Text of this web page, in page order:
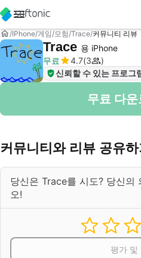
IPhone 게임 모험 Trace 커뮤니티 리뷰
Trace 용 iPhone
무료
4.7 3
신뢰할 수 있는 프로그
무료 다운
커뮤니티와 리뷰 공유하
당신은 Trace를 시도? 당신의
오!
평가 및